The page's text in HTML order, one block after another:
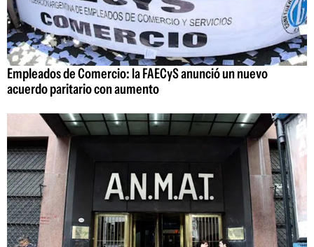
Empleados de Comercio: la FAECyS anunció un nuevo
acuerdo paritario con aumento